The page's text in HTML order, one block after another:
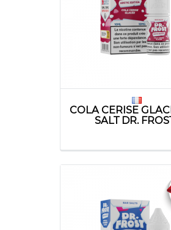
COLA CERISE
SALT DR.